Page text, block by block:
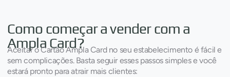
Como começar a vender com a
Ampla Card?
Aceitar o Cartão Ampla Card no seu estabelecimento é fácil e
sem complicações. Basta seguir esses passos simples e você
estará pronto para atrair mais clientes: